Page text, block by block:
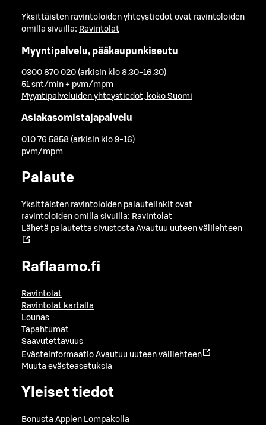
Yksittäisten ravintoloiden yhteystiedot ovat ravintoloiden
omilla sivuilla: Ravintolat
Myyntipalvelu, pääkaupunkiseutu
0300 870 020 (arkisin klo 8.30-16.30)
51 snt/min + pvm/mpm
Myyntipalveluiden yhteystiedot, koko Suomi
Asiakasomistajapalvelu
010 76 5858 (arkisin klo 9-16)
pvm/mpm
Palaute
Yksittäisten ravintoloiden palautelinkit ovat
ravintoloiden omilla sivuilla: Ravintolat
Lähetä palautetta sivustosta Avautuu uuteen välilehteen
Raflaamo.fi
Ravintolat
Ravintolat kartalla
Lounas
Tapahtumat
Saavutettavuus
Evästeinformaatio Avautuu uuteen välilehteen
Muuta evästeasetuksia
Yleiset tiedot
Bonusta Applen Lompakolla